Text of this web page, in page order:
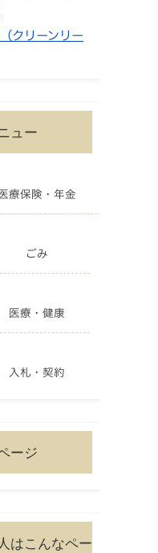
クリーンリー
ュー
療保険・年金
ごみ
医療・健康
入札・契約
ージ
はこんなペー